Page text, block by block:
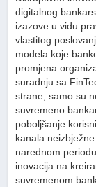
digitalnog
izazove u vidu
vlastitog
modela koje
promjena
suradnju sa
strane, samo su
suvremeno
poboljšanje
kanala
narednom
inovacija na
suvremenom